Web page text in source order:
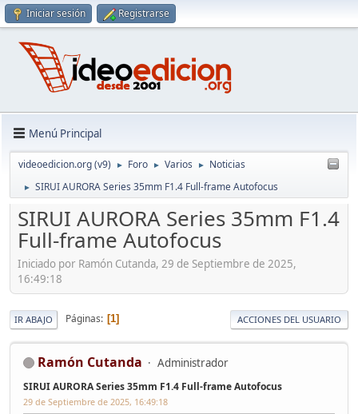
Iniciar sesión Registrarse
Menú Principal
videoedicion.org (v9) ► Foro ► Varios ► Noticias
► SIRUI AURORA Series 35mm F1.4 Full-frame Autofocus
SIRUI AURORA Series 35mm F1.4
Full-frame Autofocus
Iniciado por Ramón Cutanda, 29 de Septiembre de 2025,
16:49:18
IR ABAJO Páginas 1 ACCIONES DEL USUARIO
Ramón Cutanda Administrador
SIRUI AURORA Series 35mm F1.4 Full-frame Autofocus
29 de Septiembre de 2025, 16:49:18